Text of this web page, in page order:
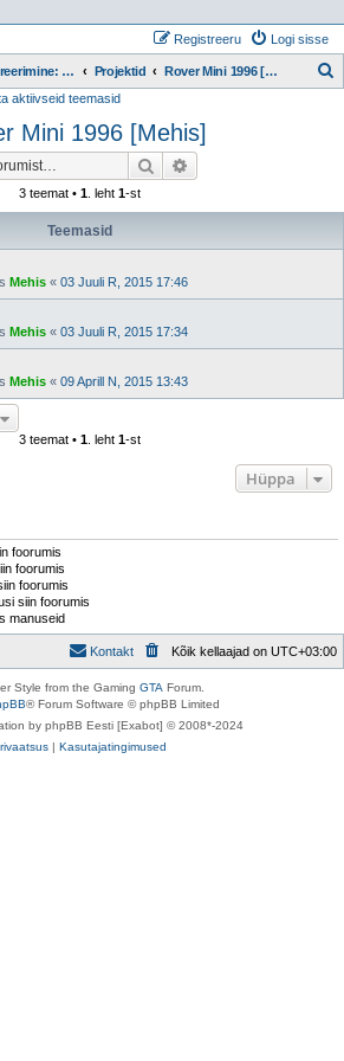
Logi sisse
Registreeru
Restaureerimine: Projektid Projektid Rover Mini 1996 [Mehis]
aktiivseid teemasid
Mini 1996 [Mehis]
Otsi
3 teemat • 1. leht 1-st
Teemasid
Mehis « 03 Juuli R, 2015 17:46
Mehis « 03 Juuli R, 2015 17:34
Mehis « 09 Aprill N, 2015 13:43
3 teemat • 1. leht 1-st
Hüppa
foorumis
foorumis
foorumis
siin foorumis
manuseid
Kõik kellaajad on UTC+03:00
Kontakt
Style from the Gaming GTA Forum.
® Forum Software © phpBB Limited
by phpBB Eesti [Exabot] © 2008*-2024
| Kasutajatingimused